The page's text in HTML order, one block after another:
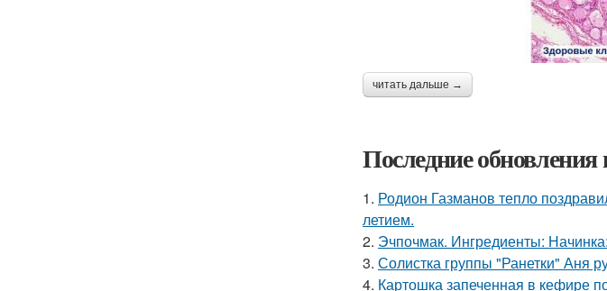
читать дальше →
Последние обновления
1. Родион Газманов тепло
летием.
2. Эчпочмак. Ингредиенты: Начинка:
3. Солистка группы "Ранетки" Аня
4. Картошка запеченная в кефире